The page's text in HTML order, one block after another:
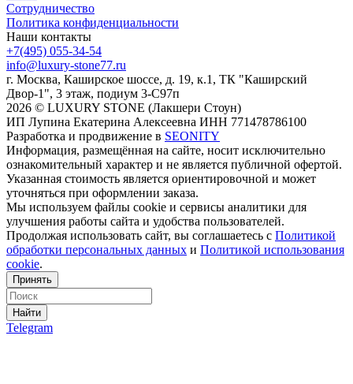
Сотрудничество
Политика конфиденциальности
Наши контакты
+7(495) 055-34-54
info@luxury-stone77.ru
г. Москва, Каширское шоссе, д. 19, к.1, ТК "Каширский
Двор-1", 3 этаж, подиум 3-С97п
2026 © LUXURY STONE (Лакшери Стоун)
ИП Лупина Екатерина Алексеевна ИНН 771478786100
Разработка и продвижение в SEONITY
Информация, размещённая на сайте, носит исключительно
ознакомительный характер и не является публичной офертой.
Указанная стоимость является ориентировочной и может
уточняться при оформлении заказа.
Мы используем файлы cookie и сервисы аналитики для
улучшения работы сайта и удобства пользователей.
Продолжая использовать сайт, вы соглашаетесь с Политикой
обработки персональных данных и Политикой использования
cookie.
Принять
Найти
Telegram